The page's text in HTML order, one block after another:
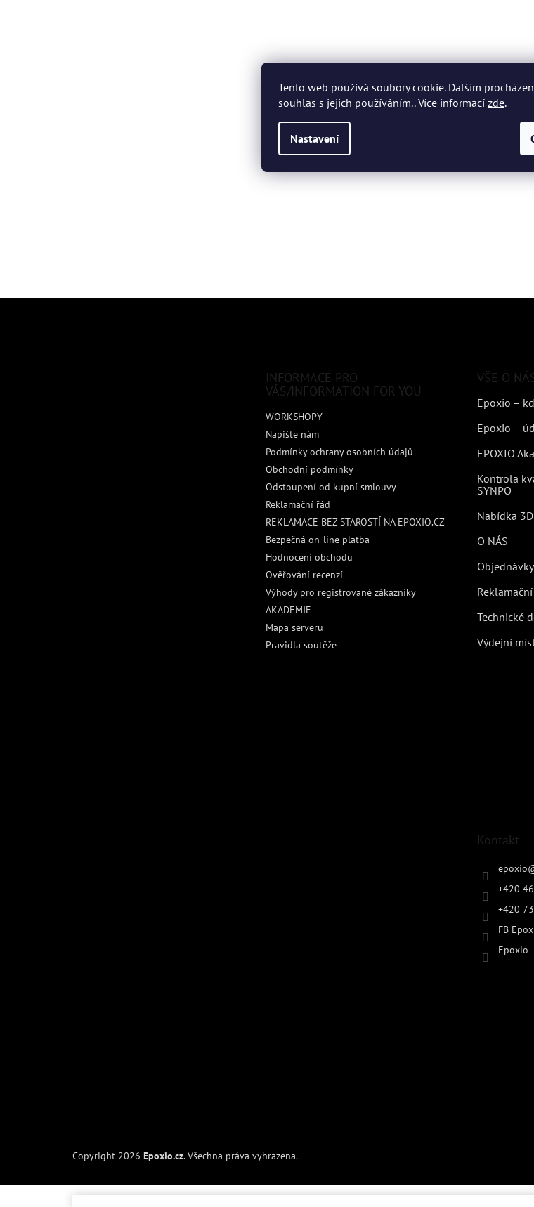
Tento web používá soubory cookie. Dalším
souhlas s jejich používáním.. Více informací zde.
Nastavení
INFORMACE PRO
VÁS/INFORMATION FOR YOU
WORKSHOPY
Napište nám
Podmínky ochrany osobních údajů
Obchodní podmínky
Odstoupení od kupní smlouvy
Reklamační řád
REKLAMACE BEZ STAROSTÍ NA EPOXIO.CZ
Bezpečná on-line platba
Hodnocení obchodu
Ověřování recenzí
Výhody pro registrované zákazníky
AKADEMIE
Mapa serveru
Pravidla soutěže
VŠE O
Epoxio –
Epoxio –
EPOXIO
Kontrola
SYNPO
Nabídka
O NÁS
Technické
Výdejní
Kontakt
epoxio
+420
+420
FB
Epoxio
Copyright 2026 Epoxio.cz. Všechna práva vyhrazena.